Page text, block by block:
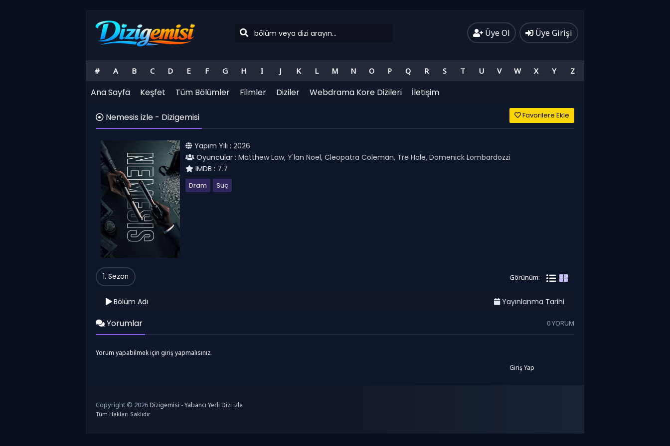
Üye Ol Üye Girişi
# A B C D E F G H I J K L M N O P Q R S T U V W X Y Z
Ana Sayfa Keşfet Tüm Bölümler Filmler Diziler Webdrama Kore Dizileri İletişim
Nemesis izle - Dizigemisi Favorilere Ekle
Yapım Yılı : 2026
Oyuncular : Matthew Law, Y'lan Noel, Cleopatra Coleman, Tre Hale, Domenick Lombardozzi
IMDB : 7.7
Dram Suç
Görünüm:
1. Sezon
Bölüm Adı Yayınlanma Tarihi
Yorumlar 0 YORUM
Yorum yapabilmek için giriş yapmalısınız.
Giriş Yap
Copyright © 2026Dizigemisi - Yabancı Yerli Dizi izle
Tüm Hakları Saklıdır